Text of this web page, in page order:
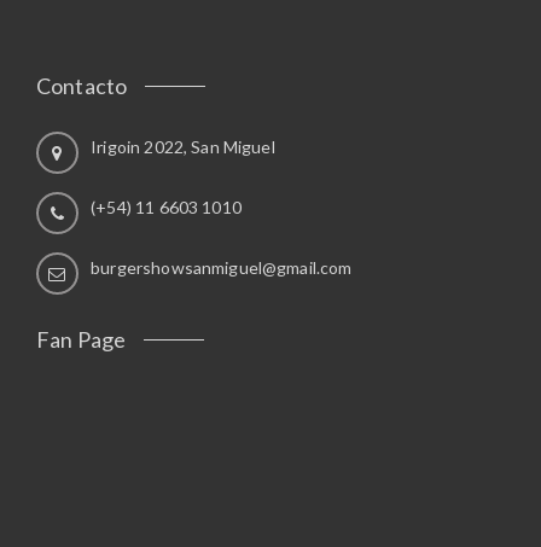
Contacto
Irigoin 2022, San Miguel
(+54) 11 6603 1010
burgershowsanmiguel@gmail.com
Fan Page